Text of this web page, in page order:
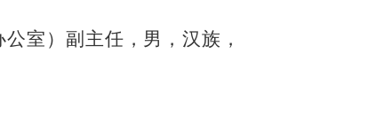
室）副主任，男，汉族，